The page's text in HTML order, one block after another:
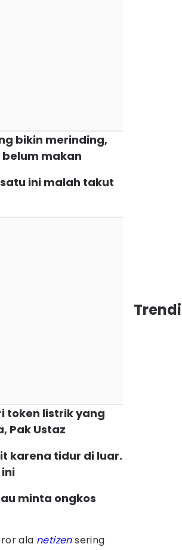
bikin merinding,
makan
ini malah takut
token listrik yang
Pak Ustaz
karena tidur di luar.
minta ongkos
ala netizensering